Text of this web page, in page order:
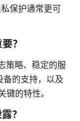
保护通常更可
？
策略、稳定的服
备的支持，以及
键的特性。
？